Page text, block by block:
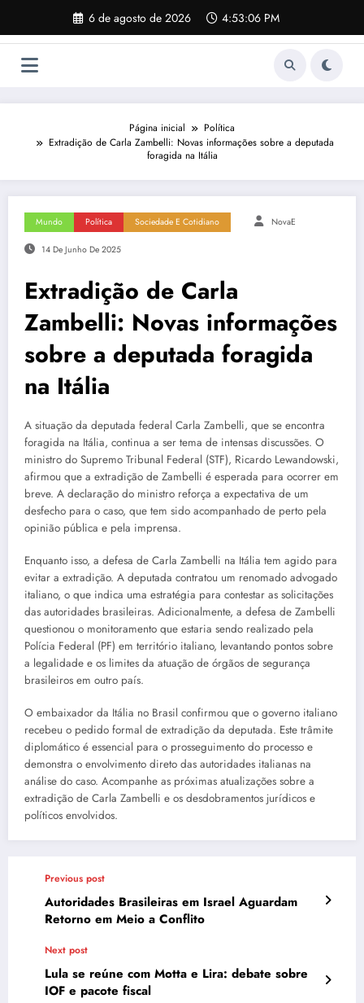
o
6 de agosto de 2026 4:53:07 PM
Página inicial
Política
Extradição de Carla Zambelli: Novas informações sobre a deputada
foragida na Itália
Mundo Política Sociedade E Cotidiano NovaE
14 De Junho De 2025
Extradição de Carla
Zambelli: Novas informações
sobre a deputada foragida
na Itália
A situação da deputada federal Carla Zambelli, que se encontra
foragida na Itália, continua a ser tema de intensas discussões. O
ministro do Supremo Tribunal Federal (STF), Ricardo Lewandowski,
afirmou que a extradição de Zambelli é esperada para ocorrer em
breve. A declaração do ministro reforça a expectativa de um
desfecho para o caso, que tem sido acompanhado de perto pela
opinião pública e pela imprensa.
Enquanto isso, a defesa de Carla Zambelli na Itália tem agido para
evitar a extradição. A deputada contratou um renomado advogado
italiano, o que indica uma estratégia para contestar as solicitações
das autoridades brasileiras. Adicionalmente, a defesa de Zambelli
questionou o monitoramento que estaria sendo realizado pela
Polícia Federal (PF) em território italiano, levantando pontos sobre
a legalidade e os limites da atuação de órgãos de segurança
brasileiros em outro país.
O embaixador da Itália no Brasil confirmou que o governo italiano
recebeu o pedido formal de extradição da deputada. Este trâmite
diplomático é essencial para o prosseguimento do processo e
demonstra o envolvimento direto das autoridades italianas na
análise do caso. Acompanhe as próximas atualizações sobre a
extradição de Carla Zambelli e os desdobramentos jurídicos e
políticos envolvidos.
Previous post
Autoridades Brasileiras em Israel Aguardam
Retorno em Meio a Conflito
Next post
Lula se reúne com Motta e Lira: debate sobre
IOF e pacote fiscal